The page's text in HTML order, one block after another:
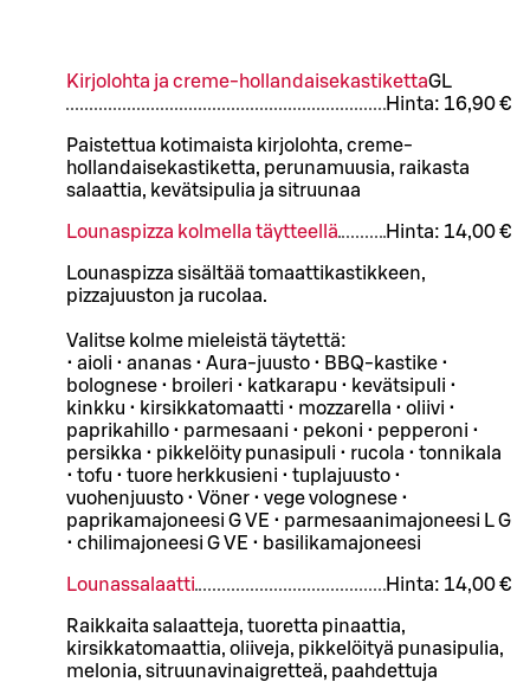
Kirjolohta ja creme-hollandaisekastikettaGL
Hinta: 16,90 €
Paistettua kotimaista kirjolohta, creme-
hollandaisekastiketta, perunamuusia, raikasta
salaattia, kevätsipulia ja sitruunaa
Lounaspizza kolmella täytteellä Hinta: 14,00 €
Lounaspizza sisältää tomaattikastikkeen,
pizzajuuston ja rucolaa.
Valitse kolme mieleistä täytettä:
• aioli • ananas • Aura-juusto • BBQ-kastike •
bolognese • broileri • katkarapu • kevätsipuli •
kinkku • kirsikkatomaatti • mozzarella • oliivi •
paprikahillo • parmesaani • pekoni • pepperoni •
persikka • pikkelöity punasipuli • rucola • tonnikala
• tofu • tuore herkkusieni • tuplajuusto •
vuohenjuusto • Vöner • vege volognese •
paprikamajoneesi G VE • parmesaanimajoneesi L G
• chilimajoneesi G VE • basilikamajoneesi
Lounassalaatti Hinta: 14,00 €
Raikkaita salaatteja, tuoretta pinaattia,
kirsikkatomaattia, oliiveja, pikkelöityä punasipulia,
melonia, sitruunavinaigretteä, paahdettuja